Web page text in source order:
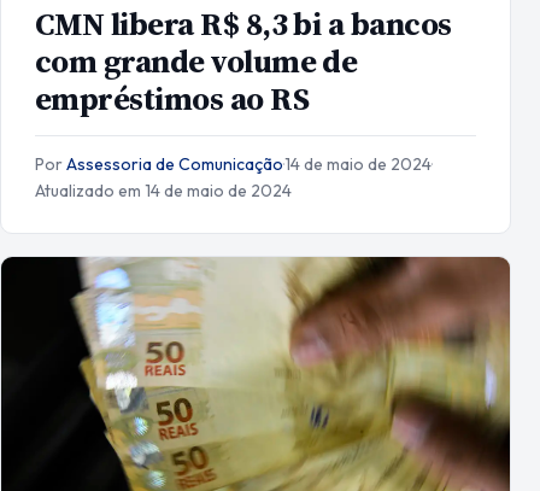
CMN libera R$ 8,3 bi a bancos
com grande volume de
empréstimos ao RS
PorAssessoria de Comunicação·14 de maio de 2024·
Atualizado em 14 de maio de 2024